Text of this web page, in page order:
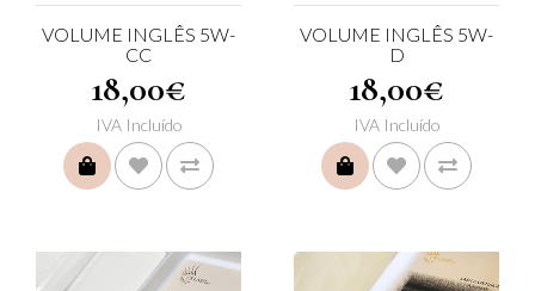
VOLUME INGLÊS 5W-
CC
18,00€
IVA Incluído
COMPRAR
VOLUME INGLÊS 5W-
D
18,00€
IVA Incluído
COMPRAR